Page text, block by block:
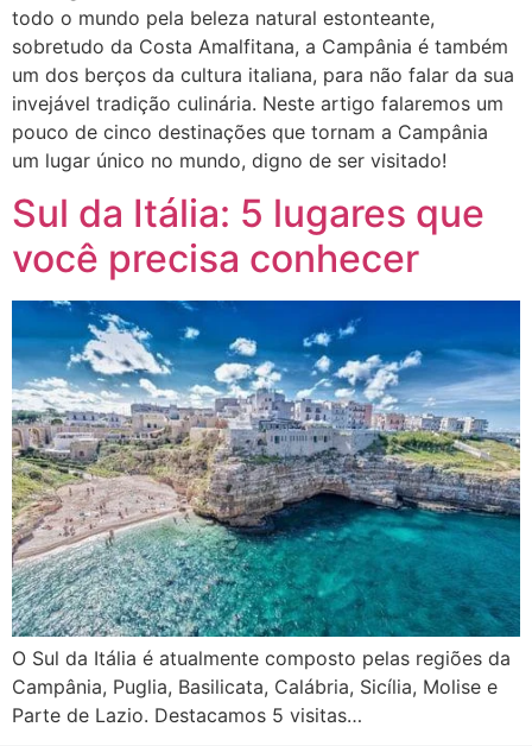
todo o mundo pela beleza natural estonteante,
sobretudo da Costa Amalfitana, a Campânia é também
um dos berços da cultura italiana, para não falar da sua
invejável tradição culinária. Neste artigo falaremos um
pouco de cinco destinações que tornam a Campânia
um lugar único no mundo, digno de ser visitado!
Sul da Itália: 5 lugares que
você precisa conhecer
O Sul da Itália é atualmente composto pelas regiões da
Campânia, Puglia, Basilicata, Calábria, Sicília, Molise e
Parte de Lazio. Destacamos 5 visitas…